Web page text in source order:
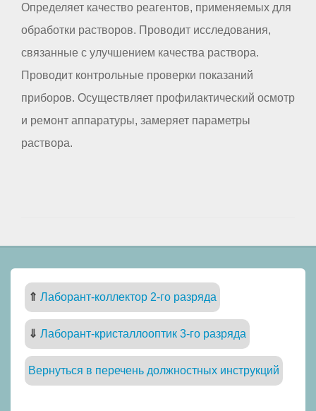
Определяет качество реагентов, применяемых для
обработки растворов. Проводит исследования,
связанные с улучшением качества раствора.
Проводит контрольные проверки показаний
приборов. Осуществляет профилактический осмотр
и ремонт аппаратуры, замеряет параметры
раствора.
⇑ Лаборант-коллектор 2-го разряда
⇓ Лаборант-кристаллооптик 3-го разряда
Вернуться в перечень должностных инструкций